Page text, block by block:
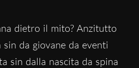
dietro il mito? Anzitutto
sin da giovane da eventi
sin dalla nascita da spina